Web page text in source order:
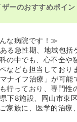
ーのおすすめポイン
な病院です！≫
る急性期、地域包括
の中でも、心不全や
なども担当しており
ナイフ治療」が可能
行っており、専門性
下8施設、岡山市東
家族に、医学的治療